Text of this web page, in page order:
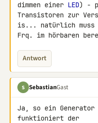
dimmen einer LED) -
Transistoren zur
is... natürlich muss
Frq. im hörbaren
Antwort
S SebastianGast
Ja, so ein
funktioniert der